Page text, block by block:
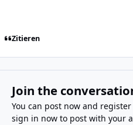
Zitieren
Join the
You can post now and
sign in nowto post with your